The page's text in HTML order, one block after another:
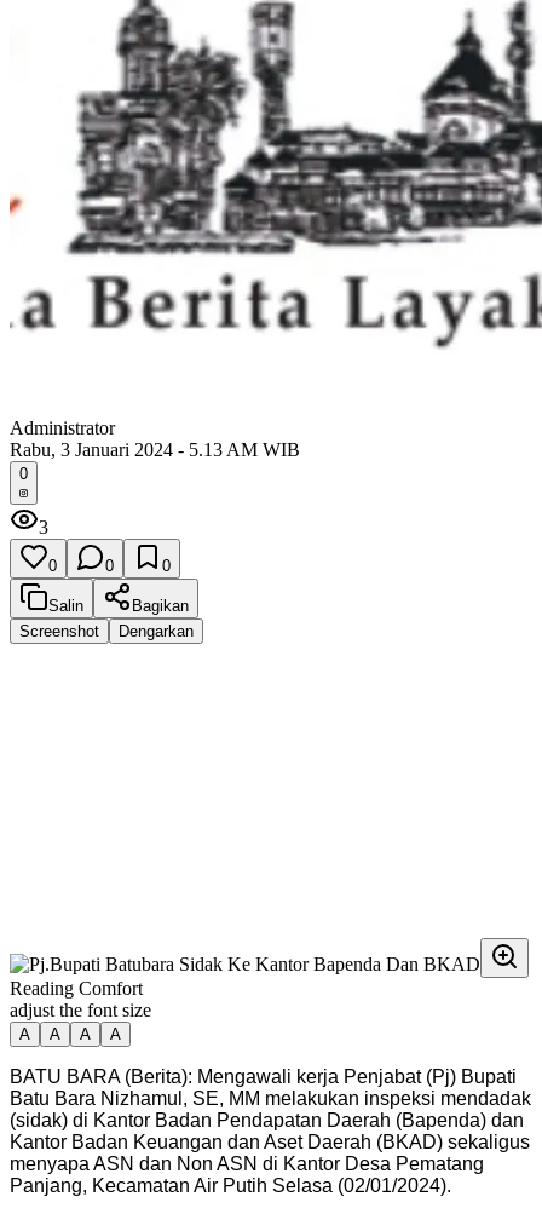
Administrator
Rabu, 3 Januari 2024 - 5.13 AM WIB
0
3
0 0 0
Salin
Bagikan
Screenshot
Dengarkan
Reading Comfort
adjust the font size
A A A A
BATU BARA (Berita): Mengawali kerja Penjabat (Pj) Bupati
Batu Bara Nizhamul, SE, MM melakukan inspeksi mendadak
(sidak) di Kantor Badan Pendapatan Daerah (Bapenda) dan
Kantor Badan Keuangan dan Aset Daerah (BKAD) sekaligus
menyapa ASN dan Non ASN di Kantor Desa Pematang
Panjang, Kecamatan Air Putih Selasa (02/01/2024).